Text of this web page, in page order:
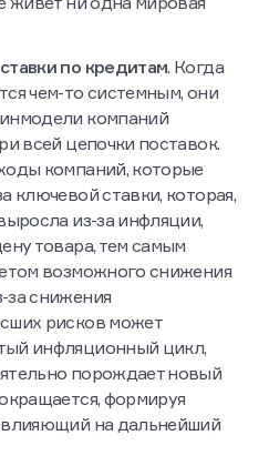
по кредитам. Когда
чем-то системным, они
компаний
всей цепочки поставок.
компаний, которые
ключевой ставки, которая,
из-за инфляции,
товара, тем самым
возможного снижения
за снижения
рисков может
инфляционный цикл,
порождает новый
формируя
на дальнейший